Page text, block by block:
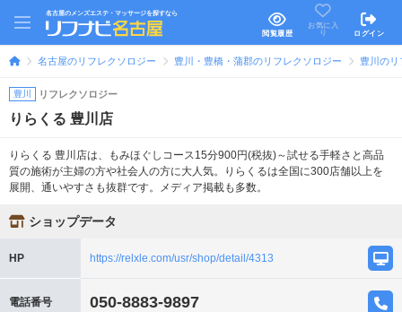
名古屋のメンズエステ・マッサージを探すなら
閲覧履歴
お気に入
り
ログイン
名古屋のリフレクソロジー 豊川・豊橋・蒲郡のリフレクソロジー 豊川の
豊川 リフレクソロジー
りらくる 豊川店
りらくる 豊川店は、もみほぐしコース15分900円(税抜)～試せる手軽さと高品
質の施術が主婦の方や社会人の方に大人気。りらくるは全国に300店舗以上を
展開、通いやすさも抜群です。メディア掲載も多数。
ショップデータ
HP https://relxle.com/usr/shop/detail/4313
電話番号 050-8883-9897